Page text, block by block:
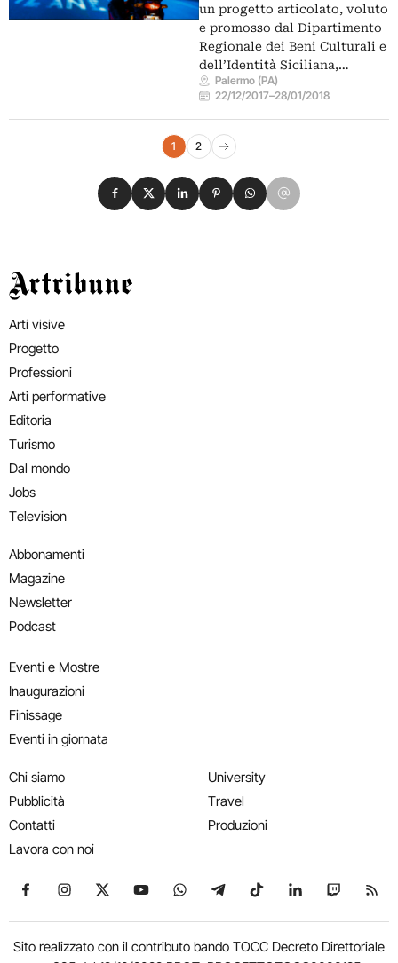
un progetto articolato, voluto
e promosso dal Dipartimento
Regionale dei Beni Culturali e
dell’Identità Siciliana,…
Palermo (PA)
22/12/2017–28/01/2018
Navigazione eventi
1 2
Pagina successiva
Condividi su Facebook
Condividi su X
Condividi su LinkedIn
Condividi su Pinterest
Condividi su WhatsApp
Condividi su Email
Artribune
Arti visive
Progetto
Professioni
Arti performative
Editoria
Turismo
Dal mondo
Jobs
Television
Abbonamenti
Magazine
Newsletter
Podcast
Eventi e Mostre
Inaugurazioni
Finissage
Eventi in giornata
Chi siamo
Pubblicità
Contatti
Lavora con noi
University
Travel
Produzioni
Seguici su Facebook
Seguici su Instagram
Seguici su X
Seguici su YouTube
Seguici su WhatsApp
Seguici su Telegram
Seguici su TikTok
Seguici su
Seguici
Sito realizzato con il contributo bando TOCC Decreto Direttoriale